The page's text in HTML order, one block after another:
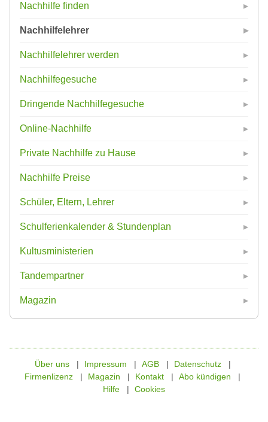
Nachhilfe finden
Nachhilfelehrer
Nachhilfelehrer werden
Nachhilfegesuche
Dringende Nachhilfegesuche
Online-Nachhilfe
Private Nachhilfe zu Hause
Nachhilfe Preise
Schüler, Eltern, Lehrer
Schulferienkalender & Stundenplan
Kultusministerien
Tandempartner
Magazin
Über uns Impressum AGB
Datenschutz
Firmenlizenz
Magazin Kontakt
Abo kündigen
Hilfe
Cookies